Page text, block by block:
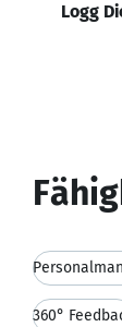
Logg
360°